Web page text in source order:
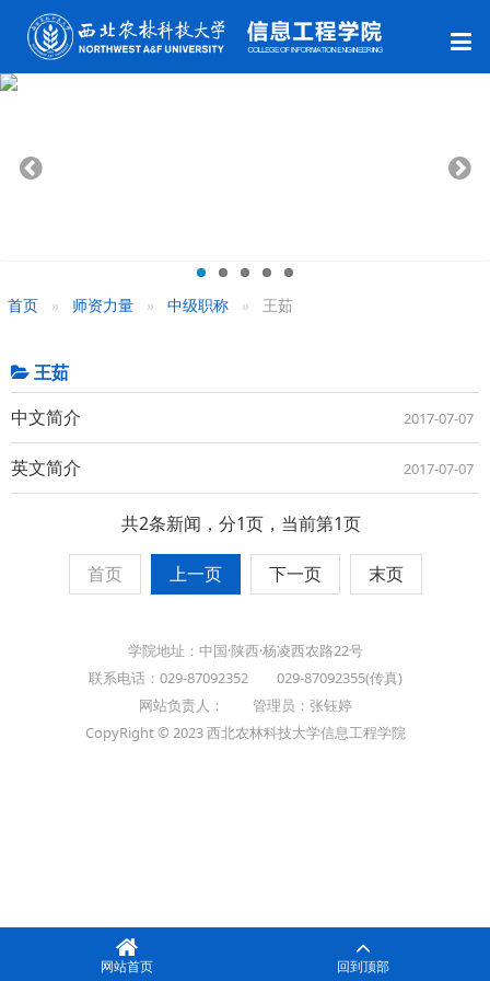
首页 师资力量 中级职称 王茹
王茹
中文简介
2017-07-07
英文简介 2017-07-07
共2条新闻，分1页，当前第1页
首页 上一页 下一页 末页
学院地址：中国·陕西·杨凌西农路22号
联系电话：029-87092352 029-87092355(传真)
网站负责人： 管理员：张钰婷
CopyRight © 2023 西北农林科技大学信息工程学院
网站首页 回到顶部